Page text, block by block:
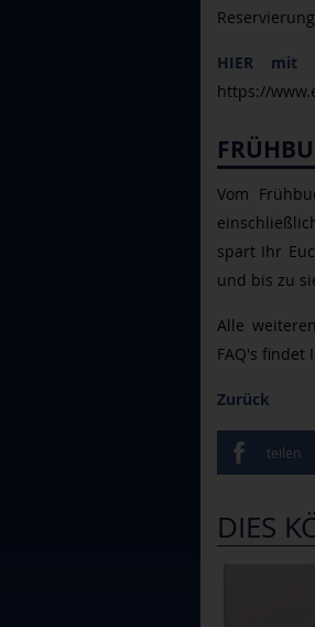
HIER mit
https://
Vom
spart Ihr
und bis zu
Alle
FAQ's findet
Zurück
teilen
DIES